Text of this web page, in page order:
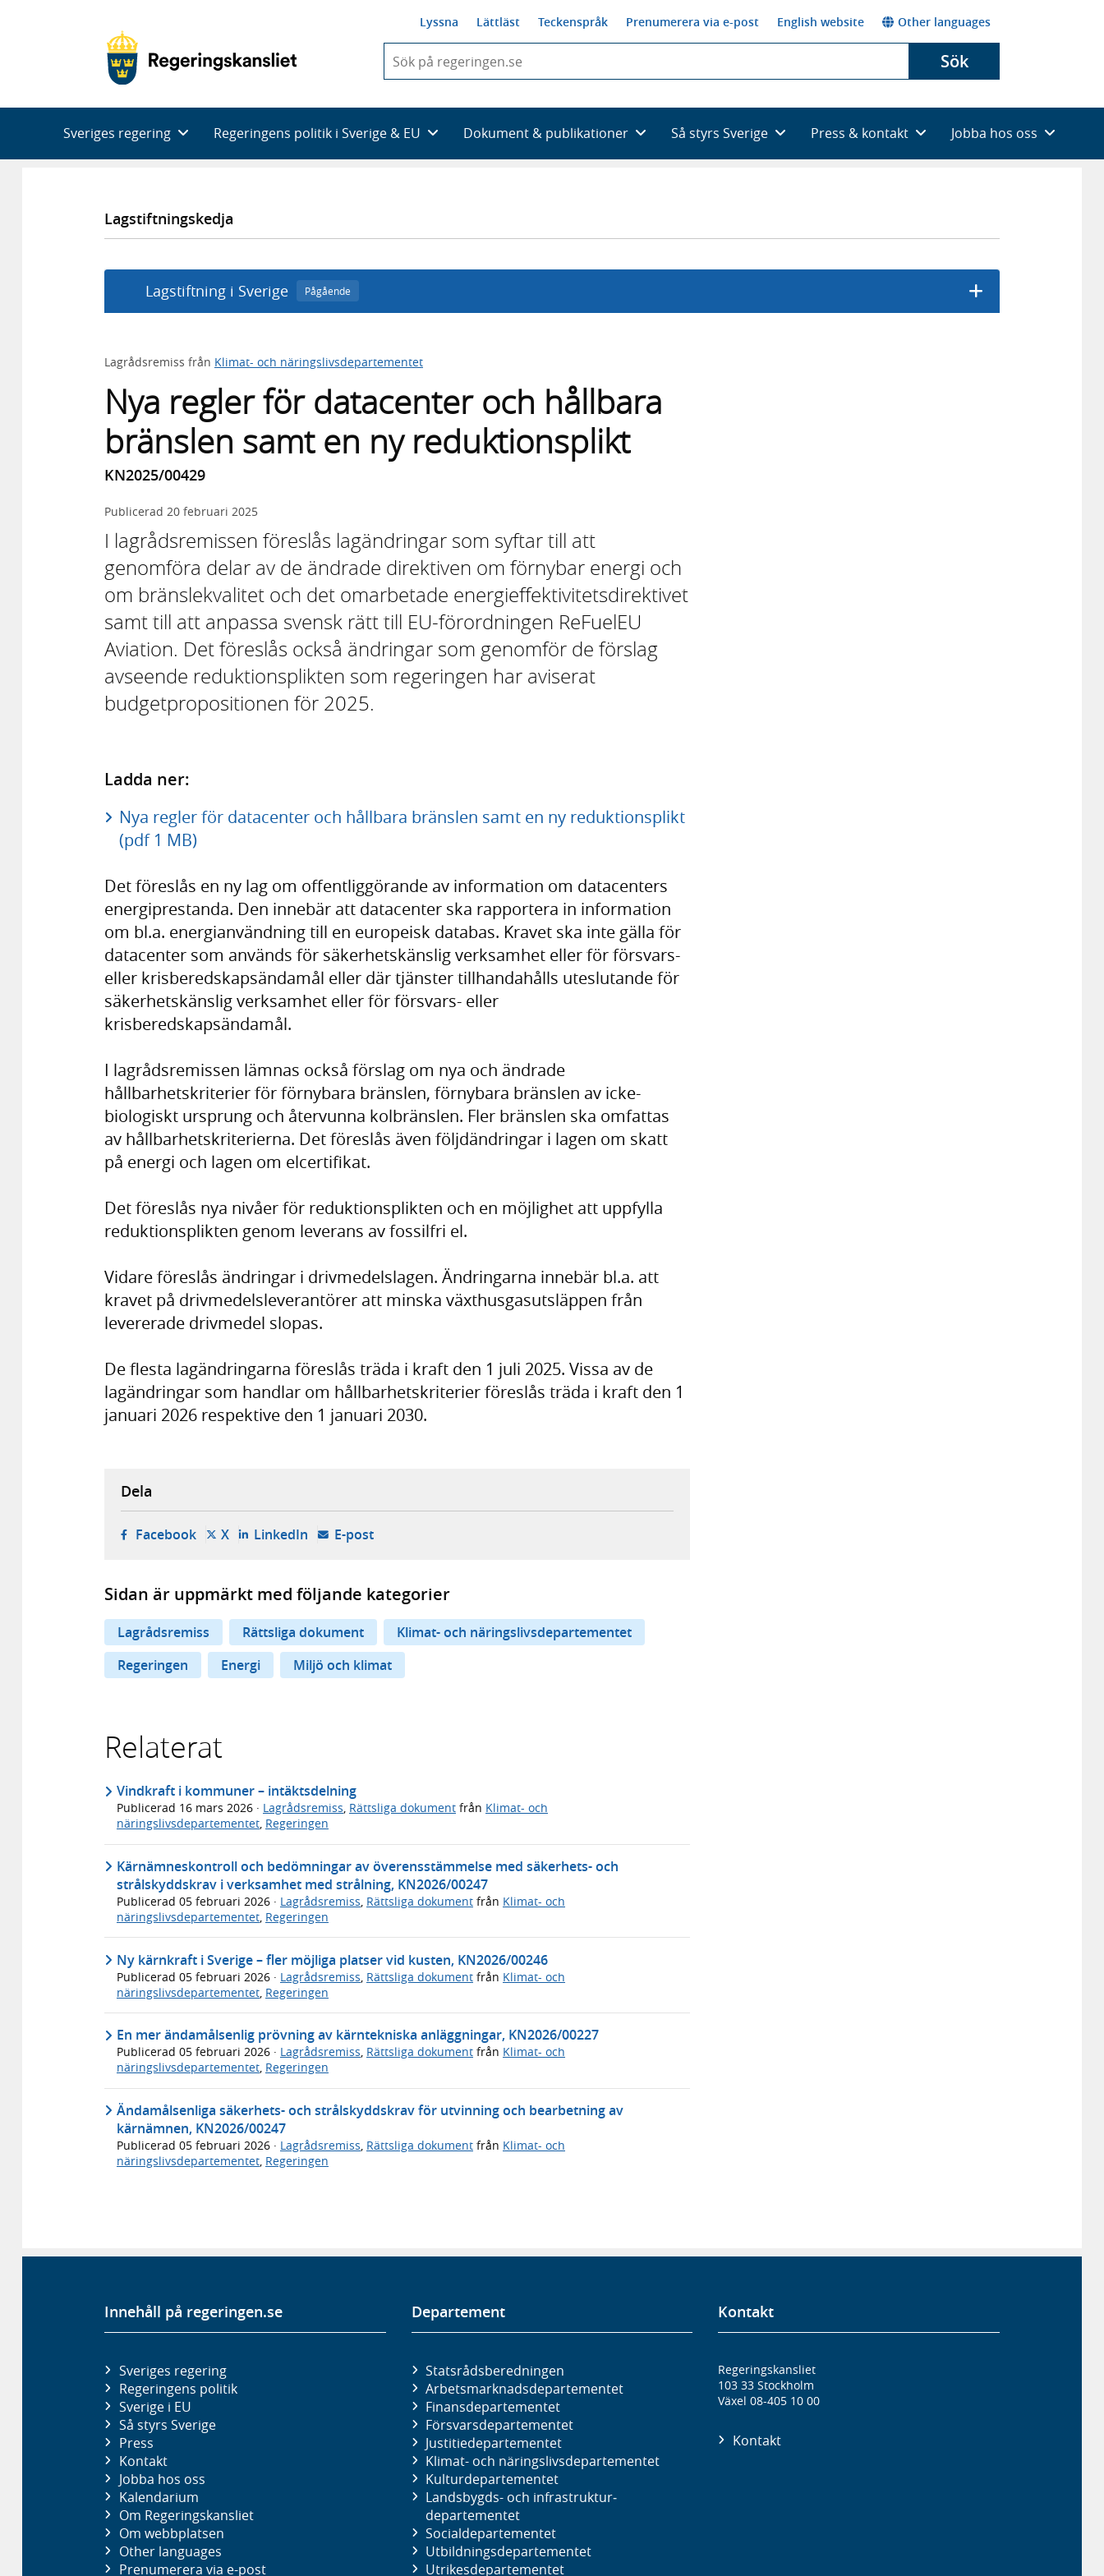
Lyssna Lättläst Teckenspråk Prenumerera via e-post English website Other languages
du
skriva
framträder
en
Sök
Sveriges regering Regeringens politik i Sverige & EU Dokument & publikationer Så styrs Sverige Press & kontakt Jobba hos oss
Lagstiftningskedja
Lagstiftning i Sverige Pågående
Lagrådsremiss från Klimat- och näringslivsdepartementet
Nya regler för datacenter och hållbara
bränslen samt en ny reduktionsplikt
KN2025/00429
Publicerad 20 februari 2025
I lagrådsremissen föreslås lagändringar som syftar till att
genomföra delar av de ändrade direktiven om förnybar energi och
om bränslekvalitet och det omarbetade energieffektivitetsdirektivet
samt till att anpassa svensk rätt till EU-förordningen ReFuelEU
Aviation. Det föreslås också ändringar som genomför de förslag
avseende reduktionsplikten som regeringen har aviserat
budgetpropositionen för 2025.
Ladda ner:
Nya regler för datacenter och hållbara bränslen samt en ny reduktionsplikt
(pdf 1 MB)
Det föreslås en ny lag om offentliggörande av information om datacenters
energiprestanda. Den innebär att datacenter ska rapportera in information
om bl.a. energianvändning till en europeisk databas. Kravet ska inte gälla för
datacenter som används för säkerhetskänslig verksamhet eller för försvars-
eller krisberedskapsändamål eller där tjänster tillhandahålls uteslutande för
säkerhetskänslig verksamhet eller för försvars- eller
krisberedskapsändamål.
I lagrådsremissen lämnas också förslag om nya och ändrade
hållbarhetskriterier för förnybara bränslen, förnybara bränslen av icke-
biologiskt ursprung och återvunna kolbränslen. Fler bränslen ska omfattas
av hållbarhetskriterierna. Det föreslås även följdändringar i lagen om skatt
på energi och lagen om elcertifikat.
Det föreslås nya nivåer för reduktionsplikten och en möjlighet att uppfylla
reduktionsplikten genom leverans av fossilfri el.
Vidare föreslås ändringar i drivmedelslagen. Ändringarna innebär bl.a. att
kravet på drivmedelsleverantörer att minska växthusgasutsläppen från
levererade drivmedel slopas.
De flesta lagändringarna föreslås träda i kraft den 1 juli 2025. Vissa av de
lagändringar som handlar om hållbarhetskriterier föreslås träda i kraft den 1
januari 2026 respektive den 1 januari 2030.
Dela
Facebook- öppnas i ny flik, extern webbplats,
X- öppnas i ny flik, extern webbplats,
LinkedIn- öppnas i ny flik, extern webbplats,
E-post- öppnar din e-postklient,
Sidan är uppmärkt med följande kategorier
Lagrådsremiss Rättsliga dokument
Klimat- och näringslivsdepartementet
Regeringen
Energi Miljö och klimat
Relaterat
Vindkraft i kommuner – intäktsdelning
Publicerad 16 mars 2026 · Lagrådsremiss, Rättsliga dokument från Klimat- och
näringslivsdepartementet, Regeringen
Kärnämneskontroll och bedömningar av överensstämmelse med säkerhets- och
strålskyddskrav i verksamhet med strålning, KN2026/00247
Publicerad 05 februari 2026 · Lagrådsremiss, Rättsliga dokument från Klimat- och
näringslivsdepartementet, Regeringen
Ny kärnkraft i Sverige – fler möjliga platser vid kusten, KN2026/00246
Publicerad 05 februari 2026 · Lagrådsremiss Rättsliga dokument från Klimat- och
näringslivsdepartementet Regeringen
En mer ändamålsenlig prövning av kärntekniska anläggningar, KN2026/00227
Publicerad 05 februari 2026 · Lagrådsremiss, Rättsliga dokument från Klimat- och
näringslivsdepartementet, Regeringen
Ändamålsenliga säkerhets- och strålskyddskrav för utvinning och bearbetning av
kärnämnen, KN2026/00247
Publicerad 05 februari 2026 · Lagrådsremiss, Rättsliga dokument från Klimat- och
näringslivsdepartementet, Regeringen
Innehåll på regeringen.se
Sveriges regering
Regeringens politik
Sverige i EU
Så styrs Sverige
Press
Kontakt
Jobba hos oss
Kalendarium
Om Regeringskansliet
Om webbplatsen
Other languages
Prenumerera via e-post
Departement
Statsrådsberedningen
Arbetsmarknads­departementet
Finans­departementet
Försvars­departementet
Justitie­departementet
Klimat- och näringslivs­departementet
Kultur­departementet
Landsbygds- och infrastruktur­
departementet
Social­departementet
Utbildnings­departementet
Utrikes­departementet
Kontakt
Regeringskansliet
103 33 Stockholm
Växel 08-405 10 00
Kontakt